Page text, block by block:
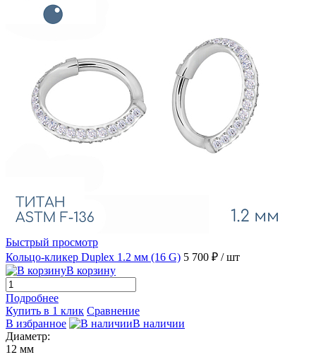
Быстрый просмотр
Кольцо-кликер Duplex 1.2 мм (16 G) 5 700 ₽ / шт
В корзину
Подробнее
Купить в 1 клик Сравнение
В избранное
В наличии
Диаметр:
12 мм